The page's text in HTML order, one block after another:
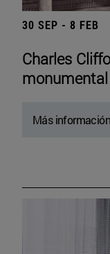
30 SEP - 8 FEB
Charles
Más información